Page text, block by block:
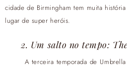
cidade de Birmingham tem muita
lugar de super heróis.
2. Um salto no tempo:
A terceira temporada de